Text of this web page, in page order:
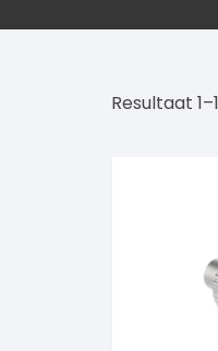
Resultaat